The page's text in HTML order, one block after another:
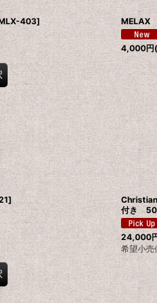
403]
4,000円
]
付き 50
24,000
希望小売